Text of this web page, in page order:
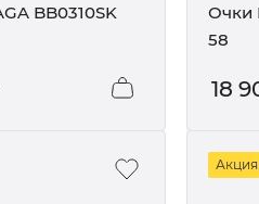
BB0310SK
Очки
58
18
Акция